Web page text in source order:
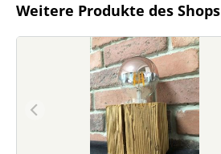
Weitere Produkte des Shops